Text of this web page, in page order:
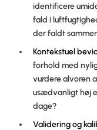
identificere
fald i
der faldt
Kontekstuel
forhold med
vurdere alvoren
usædvanligt høj
dage?
Validering og